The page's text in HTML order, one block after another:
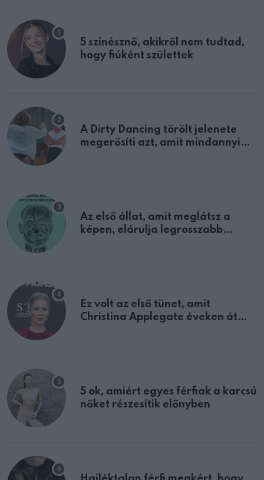
5 színésznő, akikről nem tudtad,
hogy fiúként születtek
A Dirty Dancing törölt jelenete
megerősíti azt, amit mindannyian
Az első állat, amit meglátsz a
képen, elárulja legrosszabb
Ez volt az első tünet, amit
Christina Applegate éveken át
5 ok, amiért egyes férfiak a karcsú
nőket részesítik előnyben